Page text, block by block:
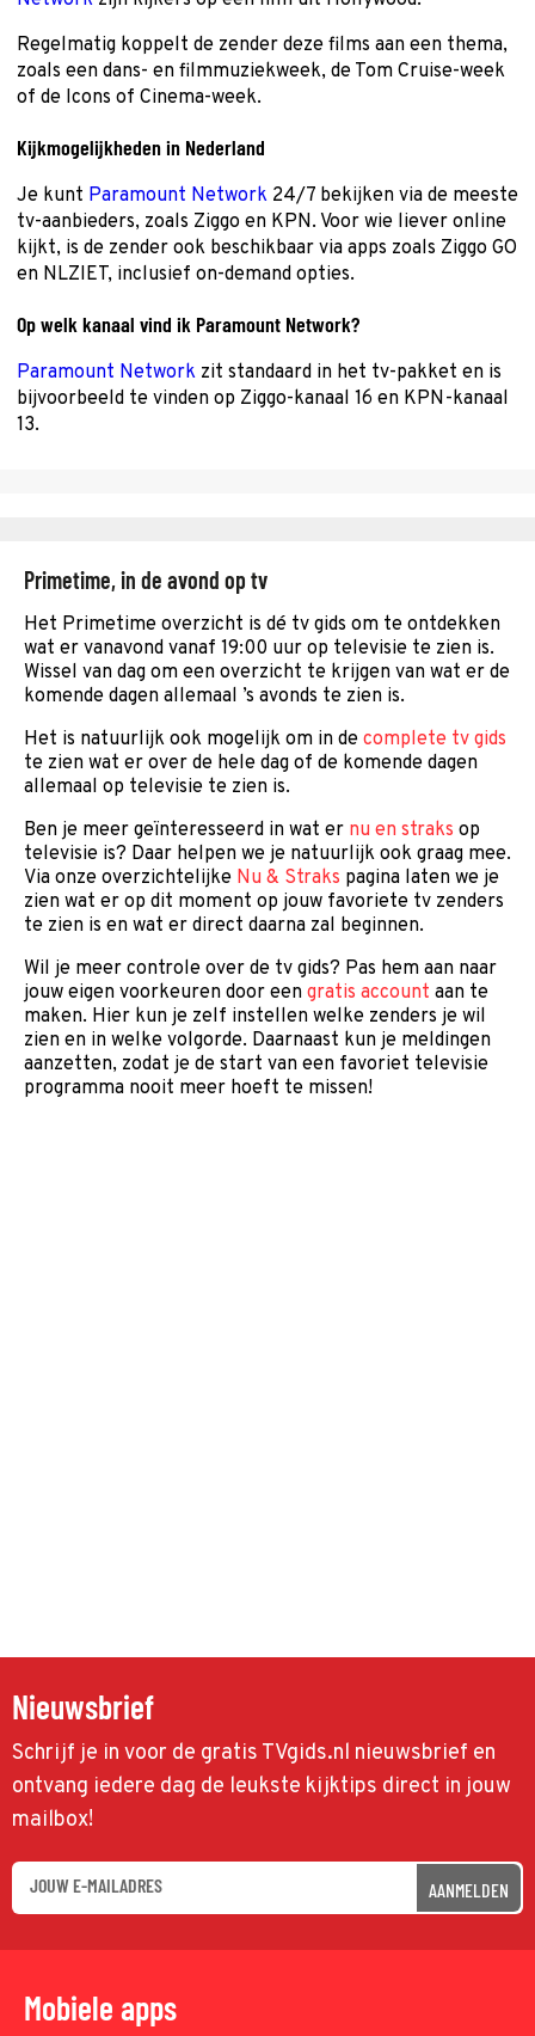
Regelmatig koppelt de zender deze films aan een thema,
zoals een dans- en filmmuziekweek, de Tom Cruise-week
of de Icons of Cinema-week.
Kijkmogelijkheden in Nederland
Je kunt Paramount Network 24/7 bekijken via de meeste
tv-aanbieders, zoals Ziggo en KPN. Voor wie liever online
kijkt, is de zender ook beschikbaar via apps zoals Ziggo GO
en NLZIET, inclusief on-demand opties.
Op welk kanaal vind ik Paramount Network?
Paramount Network zit standaard in het tv-pakket en is
bijvoorbeeld te vinden op Ziggo-kanaal 16 en KPN-kanaal
13.
Primetime, in de avond op tv
Het Primetime overzicht is dé tv gids om te ontdekken
wat er vanavond vanaf 19:00 uur op televisie te zien is.
Wissel van dag om een overzicht te krijgen van wat er de
komende dagen allemaal ’s avonds te zien is.
Het is natuurlijk ook mogelijk om in de complete tv gids
te zien wat er over de hele dag of de komende dagen
allemaal op televisie te zien is.
Ben je meer geïnteresseerd in wat er nu en straks op
televisie is? Daar helpen we je natuurlijk ook graag mee.
Via onze overzichtelijke Nu & Straks pagina laten we je
zien wat er op dit moment op jouw favoriete tv zenders
te zien is en wat er direct daarna zal beginnen.
Wil je meer controle over de tv gids? Pas hem aan naar
jouw eigen voorkeuren door een gratis account aan te
maken. Hier kun je zelf instellen welke zenders je wil
zien en in welke volgorde. Daarnaast kun je meldingen
aanzetten, zodat je de start van een favoriet televisie
programma nooit meer hoeft te missen!
Nieuwsbrief
Schrijf je in voor de gratis TVgids.nl nieuwsbrief en
ontvang iedere dag de leukste kijktips direct in jouw
mailbox!
AANMELDEN
Mobiele apps